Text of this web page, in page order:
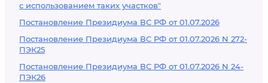
с использованием таких участков"
Постановление Президиума ВС РФ от 01.07.2026
Постановление Президиума ВС РФ от 01.07.2026 N 272-
ПЭК25
Постановление Президиума ВС РФ от 01.07.2026 N 24-
ПЭК26